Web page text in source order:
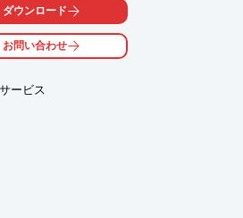
ます。
お応えいたしますので、
わせください。
応
ダウンロード
お問い合わせ
ービス